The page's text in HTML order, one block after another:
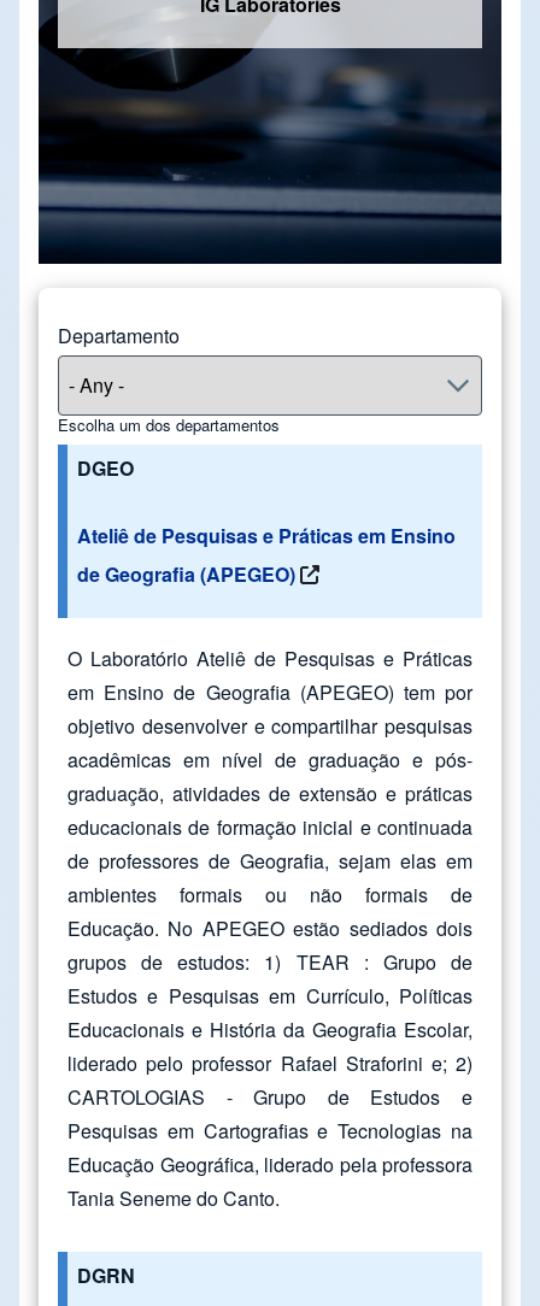
Departamento
Escolha um dos departamentos
DGEO
Ateliê de Pesquisas e Práticas em Ensino
de Geografia (APEGEO)
O Laboratório Ateliê de Pesquisas e Práticas
em Ensino de Geografia (APEGEO) tem por
objetivo desenvolver e compartilhar pesquisas
acadêmicas em nível de graduação e pós-
graduação, atividades de extensão e práticas
educacionais de formação inicial e continuada
de professores de Geografia, sejam elas em
ambientes formais ou não formais de
Educação. No APEGEO estão sediados dois
grupos de estudos: 1) TEAR : Grupo de
Estudos e Pesquisas em Currículo, Políticas
Educacionais e História da Geografia Escolar,
liderado pelo professor Rafael Straforini e; 2)
CARTOLOGIAS - Grupo de Estudos e
Pesquisas em Cartografias e Tecnologias na
Educação Geográfica, liderado pela professora
Tania Seneme do Canto.
DGRN